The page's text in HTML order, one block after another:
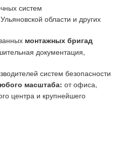
систем
области и других
монтажных бригад
документация,
систем безопасности
масштаба: от офиса,
центра и крупнейшего